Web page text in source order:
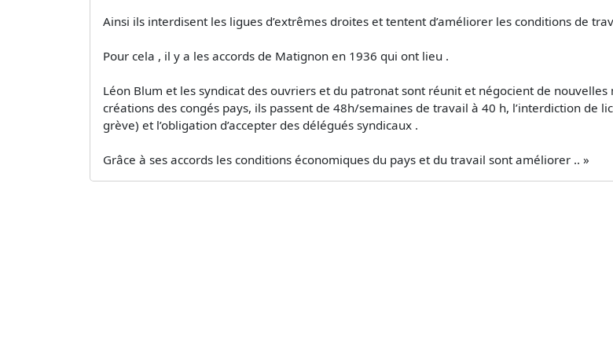
Ainsi ils interdisent les ligues d’extrêmes droites et tentent d’améliorer les conditions de
Pour cela , il y a les accords de Matignon en 1936 qui ont lieu .
Léon Blum et les syndicat des ouvriers et du patronat sont réunit et négocient de
créations des congés pays, ils passent de 48h/semaines de travail à 40 h, l’interdiction de
grève) et l’obligation d’accepter des délégués syndicaux .
Grâce à ses accords les conditions économiques du pays et du travail sont améliorer .. »